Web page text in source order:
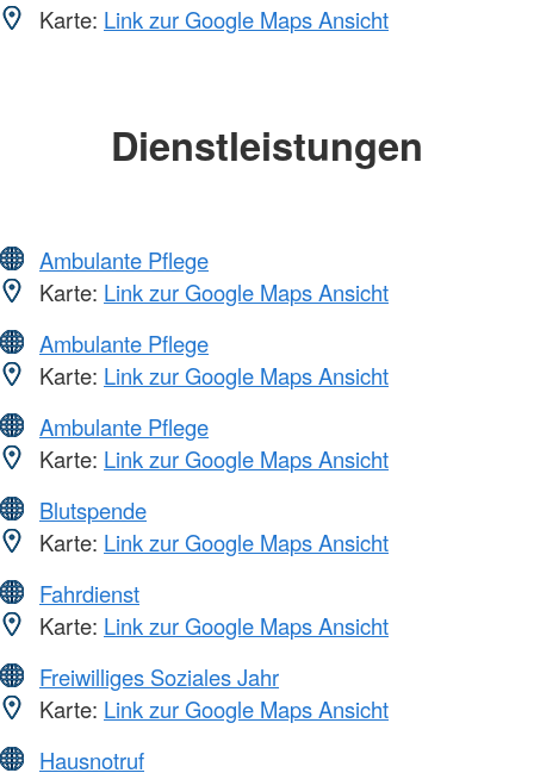
Karte: Link zur Google Maps Ansicht
Dienstleistungen
Ambulante Pflege
Karte: Link zur Google Maps Ansicht
Ambulante Pflege
Karte: Link zur Google Maps Ansicht
Ambulante Pflege
Karte: Link zur Google Maps Ansicht
Blutspende
Karte: Link zur Google Maps Ansicht
Fahrdienst
Karte: Link zur Google Maps Ansicht
Freiwilliges Soziales Jahr
Karte: Link zur Google Maps Ansicht
Hausnotruf